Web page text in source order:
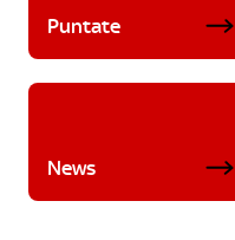
Puntate
News